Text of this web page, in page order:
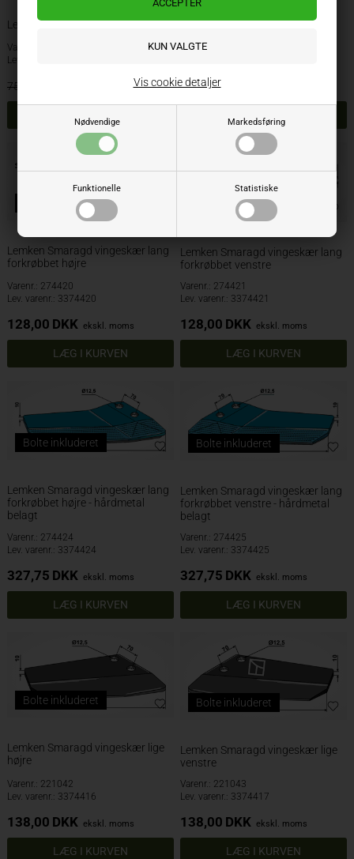
Nødvendige Markedsføring
Funktionelle Statistiske
Vis cookie detaljer
Lemken Smaragd spids
Varenr.: 221048
Lev. varenr.: 3374388
75,00 ekskl. moms
Varenr.: 3374392
214,00
Bolte inkluderet
Lemken Smaragd vingeskær lang
forkrøbbet højre
Varenr.: 274420
Lev. varenr.: 3374420
128,00 DKK ekskl. moms
Bolte inkluderet
Lemken Smaragd vingeskær lang
forkrøbbet venstre
Varenr.: 274421
Lev. varenr.: 3374421
128,00 DKK ekskl. moms
Bolte inkluderet
Lemken Smaragd vingeskær lang
forkrøbbet højre - hårdmetal
belagt
Varenr.: 274424
Lev. varenr.: 3374424
327,75 DKK ekskl. moms
Bolte inkluderet
Lemken Smaragd vingeskær lang
forkrøbbet venstre - hårdmetal
belagt
Varenr.: 274425
Lev. varenr.: 3374425
327,75 DKK ekskl. moms
Bolte inkluderet
Lemken Smaragd vingeskær lige
højre
Varenr.: 221042
Lev. varenr.: 3374416
138,00 DKK ekskl. moms
Bolte inkluderet
Lemken Smaragd vingeskær lige
venstre
Varenr.: 221043
Lev. varenr.: 3374417
138,00 DKK ekskl. moms